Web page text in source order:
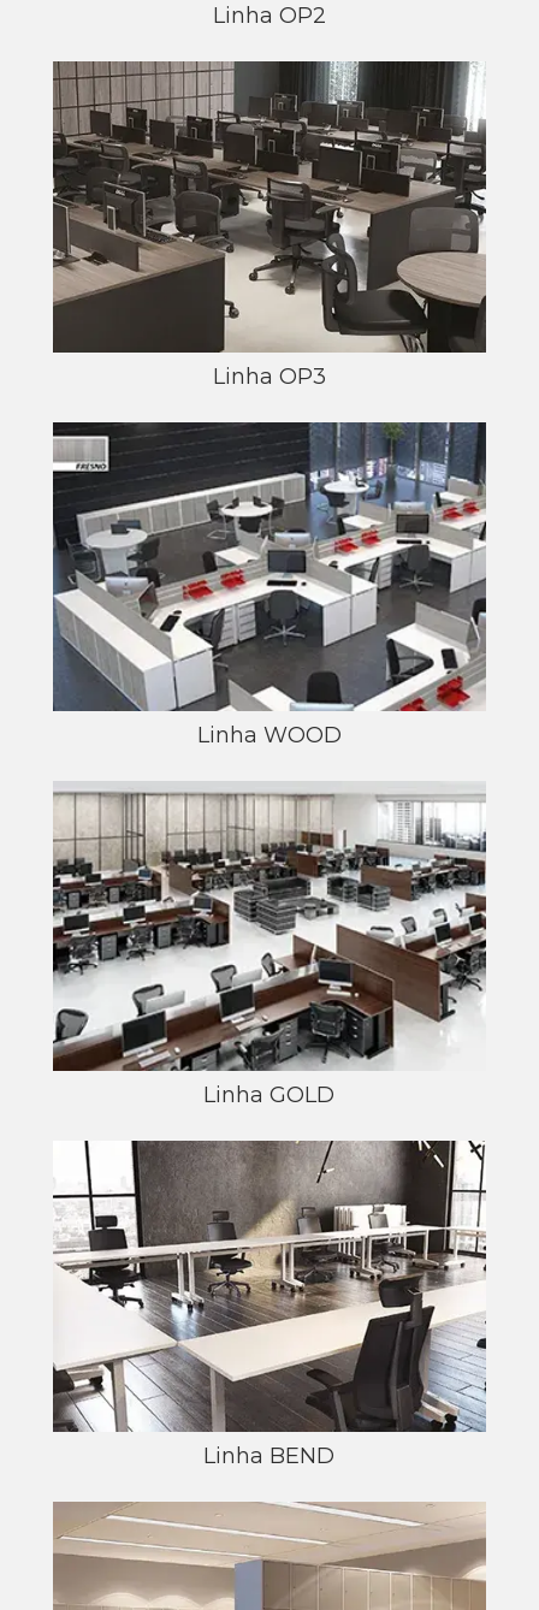
Linha OP2
Linha OP3
Linha WOOD
Linha GOLD
Linha BEND